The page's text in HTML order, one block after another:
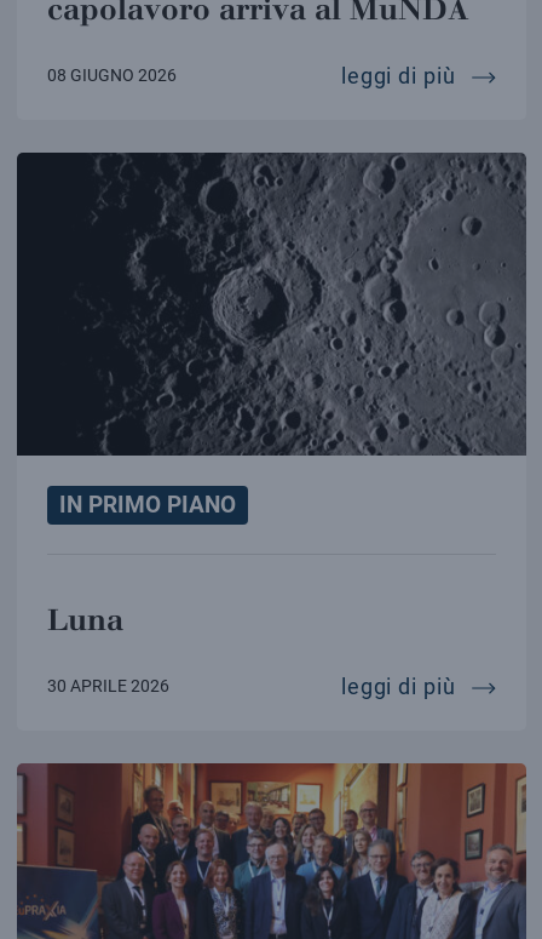
capolavoro arriva al MuNDA
08 GIUGNO 2026 leggi di più l’infn
IN PRIMO PIANO
Luna
30 APRILE 2026 leggi di più luna